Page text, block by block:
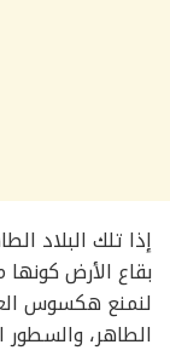
إذا تلك البلاد
بقاع الأرض كونها
لنمنع هكسوس
الطاهر،